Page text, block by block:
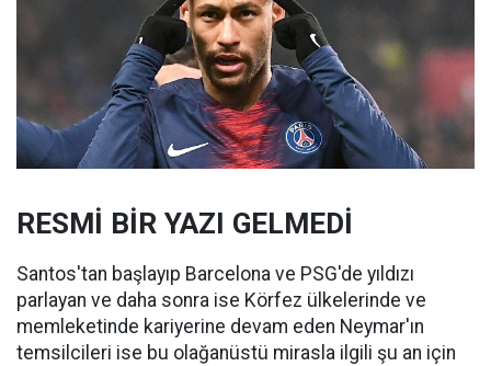
RESMİ BİR YAZI GELMEDİ
Santos'tan başlayıp Barcelona ve PSG'de yıldızı
parlayan ve daha sonra ise Körfez ülkelerinde ve
memleketinde kariyerine devam eden Neymar'ın
temsilcileri ise bu olağanüstü mirasla ilgili şu an için